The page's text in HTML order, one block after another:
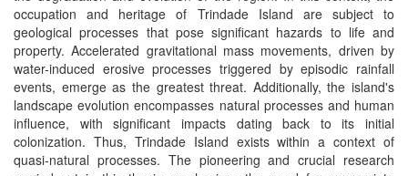
occupation and heritage of Trindade Island are subject to
geological processes that pose significant hazards to life and
property. Accelerated gravitational mass movements, driven by
water-induced erosive processes triggered by episodic rainfall
events, emerge as the greatest threat. Additionally, the island's
landscape evolution encompasses natural processes and human
influence, with significant impacts dating back to its initial
colonization. Thus, Trindade Island exists within a context of
quasi-natural processes. The pioneering and crucial research